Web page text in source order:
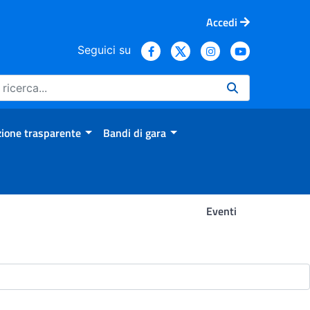
Accedi
Seguici su
trasparente Bandi di gara
Eventi